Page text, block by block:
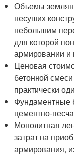
Объемы
несущих
небольшим
для которой
армировании и
Ценовая
бетонной
практически
Фундаментные
цементно-
Монолитная
затрат на
армирования,